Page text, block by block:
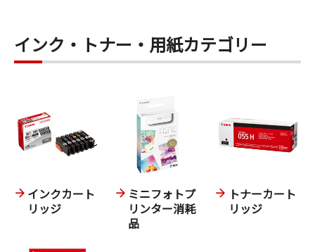
インク・トナー・用紙カテゴリー
インクカート
リッジ
ミニフォトプ
リンター消耗
品
トナーカート
リッジ